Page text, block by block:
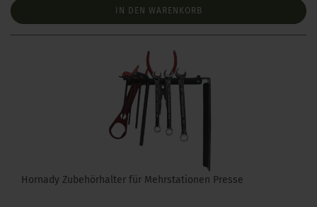
IN DEN WARENKORB
Hornady Zubehörhalter für Mehrstationen Presse